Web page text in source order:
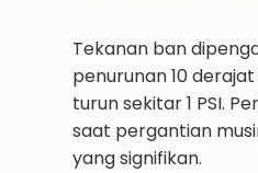
Tekanan ban
penurunan 10
turun sekitar 1 PSI.
saat pergantian
yang signifikan.